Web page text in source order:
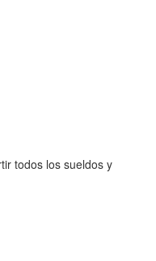
todos los sueldos y